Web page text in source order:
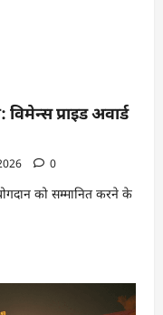
प्राइड अवार्ड
0
को सम्मानित करने के